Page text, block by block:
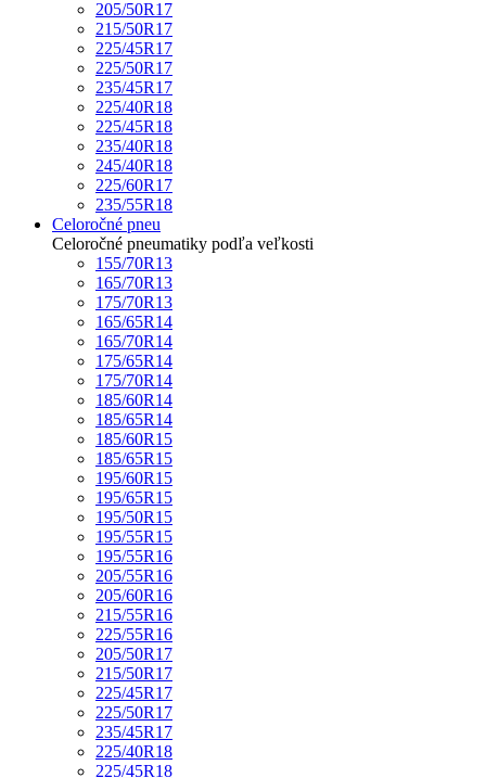
205/50R17
215/50R17
225/45R17
225/50R17
235/45R17
225/40R18
225/45R18
235/40R18
245/40R18
225/60R17
235/55R18
Celoročné pneu
Celoročné pneumatiky podľa veľkosti
155/70R13
165/70R13
175/70R13
165/65R14
165/70R14
175/65R14
175/70R14
185/60R14
185/65R14
185/60R15
185/65R15
195/60R15
195/65R15
195/50R15
195/55R15
195/55R16
205/55R16
205/60R16
215/55R16
225/55R16
205/50R17
215/50R17
225/45R17
225/50R17
235/45R17
225/40R18
225/45R18